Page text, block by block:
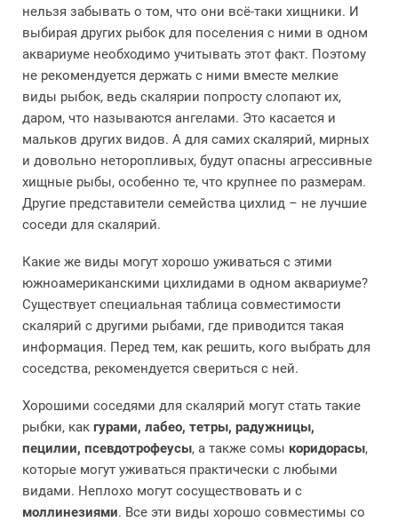
нельзя забывать о том, что они всё-таки хищники. И
выбирая других рыбок для поселения с ними в одном
аквариуме необходимо учитывать этот факт. Поэтому
не рекомендуется держать с ними вместе мелкие
виды рыбок, ведь скалярии попросту слопают их,
даром, что называются ангелами. Это касается и
мальков других видов. А для самих скалярий, мирных
и довольно неторопливых, будут опасны агрессивные
хищные рыбы, особенно те, что крупнее по размерам.
Другие представители семейства цихлид – не лучшие
соседи для скалярий.
Какие же виды могут хорошо уживаться с этими
южноамериканскими цихлидами в одном аквариуме?
Существует специальная таблица совместимости
скалярий с другими рыбами, где приводится такая
информация. Перед тем, как решить, кого выбрать для
соседства, рекомендуется свериться с ней.
Хорошими соседями для скалярий могут стать такие
рыбки, как гурами, лабео, тетры, радужницы,
пецилии, псевдотрофеусы, а также сомы коридорасы,
которые могут уживаться практически с любыми
видами. Неплохо могут сосуществовать и с
моллинезиями. Все эти виды хорошо совместимы со